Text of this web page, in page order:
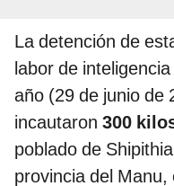
La detención de
labor de
año (29 de junio de
incautaron 300
poblado de
provincia del Manu,